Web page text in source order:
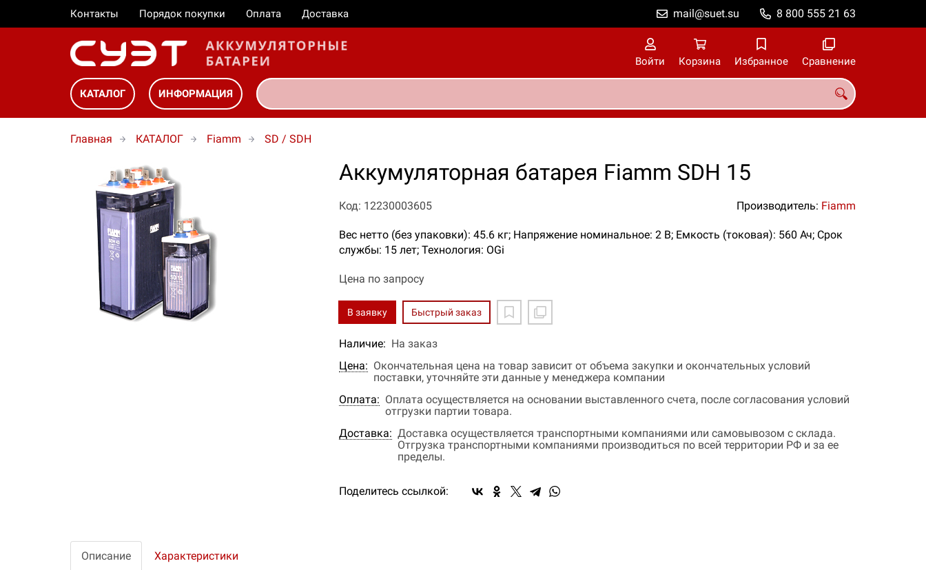
Контакты Порядок покупки Оплата Доставка 8 800 555 21 63
mail@suet.su
Войти Корзина Избранное Сравнение
КАТАЛОГ ИНФОРМАЦИЯ
Главная КАТАЛОГ Fiamm SD / SDH
Аккумуляторная батарея Fiamm SDH 15
Код: 12230003605 Производитель: Fiamm
Вес нетто (без упаковки): 45.6 кг; Напряжение номинальное: 2 В; Емкость (токовая): 560 Ач; Срок
службы: 15 лет; Технология: OGi
Цена по запросу
В заявку Быстрый заказ
Наличие: На заказ
Цена: Окончательная цена на товар зависит от объема закупки и окончательных условий
поставки, уточняйте эти данные у менеджера компании
Оплата: Оплата осуществляется на основании выставленного счета, после согласования условий
отгрузки партии товара.
Доставка: Доставка осуществляется транспортными компаниями или самовывозом с склада.
Отгрузка транспортными компаниями производиться по всей территории РФ и за ее
пределы.
Поделитесь ссылкой:
Описание Характеристики